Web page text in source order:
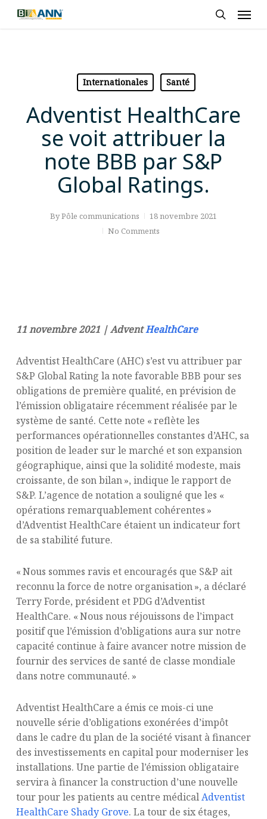
Skip
Internationales Santé
Adventist HealthCare
se voit attribuer la
note BBB par S&P
Global Ratings.
ByPôle communications
18 novembre 2021
No Comments
11 novembre 2021 | AdventHealthCare
Adventist HealthCare (AHC) s’est vu attribuer par
S&P Global Rating la note favorable BBB pour ses
obligations de première qualité, en prévision de
l’émission obligataire récemment réalisée par le
système de santé. Cette note « reflète les
performances opérationnelles constantes d’AHC, sa
position de leader sur le marché et son expansion
géographique, ainsi que la solidité modeste, mais
croissante, de son bilan », indique le rapport de
S&P. L’agence de notation a souligné que les «
opérations remarquablement cohérentes »
d’Adventist HealthCare étaient un indicateur fort
de sa stabilité future.
« Nous sommes ravis et encouragés que S&P ait
reconnu la force de notre organisation », a déclaré
Terry Forde, président et PDG d’Adventist
HealthCare. « Nous nous réjouissons de l’impact
positif que l’émission d’obligations aura sur notre
capacité continue à faire avancer notre mission de
fournir des services de santé de classe mondiale
dans notre communauté. »
Adventist HealthCare a émis ce mois-ci une
nouvelle série d’obligations exonérées d’impôt
dans le cadre du plan de la société visant à financer
des investissements en capital pour moderniser les
installations. Une partie de l’émission obligataire
servira à financer la construction d’une nouvelle
tour pour les patients au centre médicalAdventist
HealthCare Shady Grove. La tour de six étages,